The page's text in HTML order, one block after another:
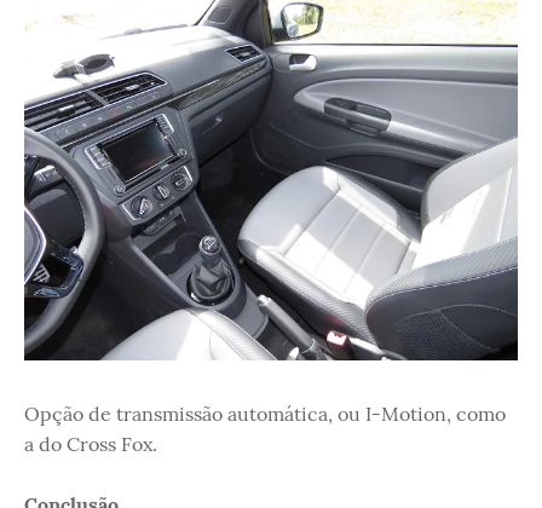
Opção de transmissão automática, ou I-Motion, como
a do Cross Fox.